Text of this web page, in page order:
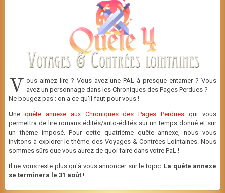
V ous aimez lire ? Vous avez une PAL à presque entamer ? Vous
avez un personnage dans les Chroniques des Pages Perdues ?
Ne bougez pas : on a ce qu'il faut pour vous !
Une quête annexe aux Chroniques des Pages Perdues qui vous
permettra de lire romans édités/auto-édités sur un temps donné et sur
un thème imposé. Pour cette quatrième quête annexe, nous vous
invitons à explorer le thème des Voyages & Contrées Lointaines. Nous
sommes sûrs que vous aurez de quoi faire dans votre PaL !
Il ne vous reste plus qu'à vous annoncer sur le topic. La quête annexe
se terminera le 31 août !